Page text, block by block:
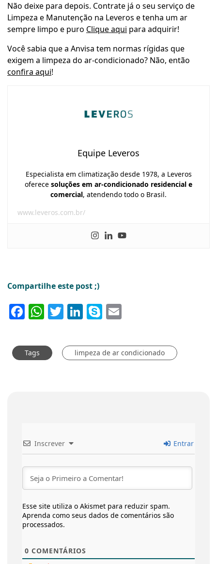
Não deixe para depois. Contrate já o seu serviço de
Limpeza e Manutenção na Leveros e tenha um ar
sempre limpo e puro Clique aqui para adquirir!
Você sabia que a Anvisa tem normas rígidas que
exigem a limpeza do ar-condicionado? Não, então
confira aqui!
Equipe Leveros
Especialista em climatização desde 1978, a Leveros
oferece soluções em ar-condicionado residencial e
comercial, atendendo todo o Brasil.
www.leveros.com.br/
Compartilhe este post ;)
Facebook
WhatsApp
Twitter
LinkedIn
Skype
Tags limpeza de ar condicionado
Inscrever Entrar
Esse site utiliza o Akismet para reduzir spam.
Aprenda como seus dados de comentários são
processados.
0 COMENTÁRIOS